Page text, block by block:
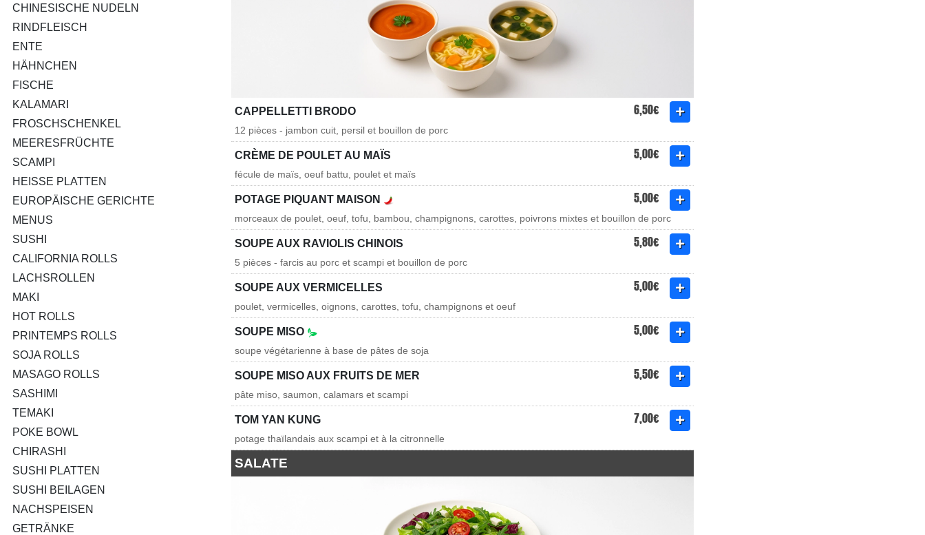
CHINESISCHE NUDELN
RINDFLEISCH
ENTE
HÄHNCHEN
FISCHE
KALAMARI
FROSCHSCHENKEL
MEERESFRÜCHTE
SCAMPI
HEISSE PLATTEN
EUROPÄISCHE GERICHTE
MENUS
SUSHI
CALIFORNIA ROLLS
LACHSROLLEN
MAKI
HOT ROLLS
PRINTEMPS ROLLS
SOJA ROLLS
MASAGO ROLLS
SASHIMI
TEMAKI
POKE BOWL
CHIRASHI
SUSHI PLATTEN
SUSHI BEILAGEN
NACHSPEISEN
GETRÄNKE
CAPPELLETTI BRODO 6,50€
12 pièces - jambon cuit, persil et bouillon de porc
CRÈME DE POULET AU MAÏS 5,00€
fécule de maïs, oeuf battu, poulet et maïs
POTAGE PIQUANT MAISON 5,00€
morceaux de poulet, oeuf, tofu, bambou, champignons, carottes, poivrons mixtes et bouillon de porc
SOUPE AUX RAVIOLIS CHINOIS 5,80€
5 pièces - farcis au porc et scampi et bouillon de porc
SOUPE AUX VERMICELLES 5,00€
poulet, vermicelles, oignons, carottes, tofu, champignons et oeuf
SOUPE MISO 5,00€
soupe végétarienne à base de pâtes de soja
SOUPE MISO AUX FRUITS DE MER 5,50€
pâte miso, saumon, calamars et scampi
TOM YAN KUNG 7,00€
potage thaïlandais aux scampi et à la citronnelle
SALATE